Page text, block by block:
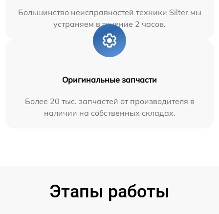
Большинство неисправностей техники Silter мы
устраняем в течение 2 часов.
Оригинальные запчасти
Более 20 тыс. запчастей от производителя в
наличии на собственных складах.
Этапы работы